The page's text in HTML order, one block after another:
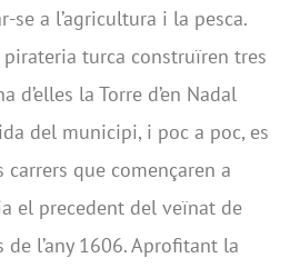
se a l’agricultura i la pesca.
turca construïren tres
d’elles la Torre d’en Nadal
del municipi, i poc a poc, es
que començaren a
el precedent del veïnat de
l’any 1606. Aprofitant la